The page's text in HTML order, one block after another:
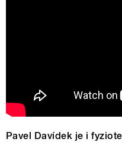
Pavel Davídek je i